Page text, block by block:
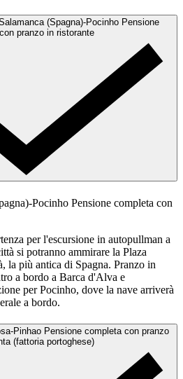
(Spagna)-Pocinho Pensione
pranzo in ristorante
Pocinho Pensione completa con
per l'escursione in autopullman a
si potranno ammirare la Plaza
la più antica di Spagna. Pranzo in
a bordo a Barca d'Alva e
per Pocinho, dove la nave arriverà
a bordo.
Pinhao Pensione completa con pranzo
(fattoria portoghese)